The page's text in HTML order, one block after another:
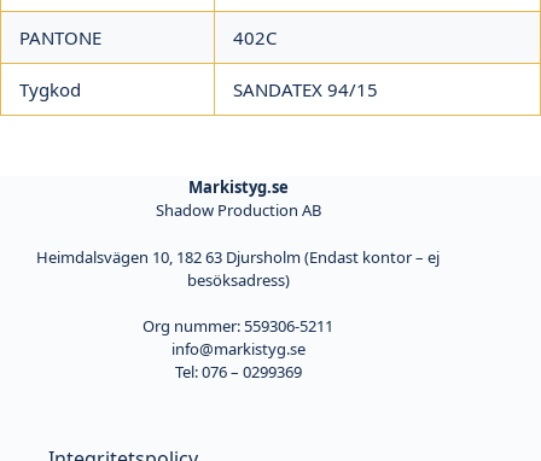
PANTONE 402C
Tygkod SANDATEX 94/15
Markistyg.se
Shadow Production AB
Heimdalsvägen 10, 182 63 Djursholm (Endast kontor – ej
besöksadress)
Org nummer: 559306-5211
info@markistyg.se
Tel: 076 – 0299369